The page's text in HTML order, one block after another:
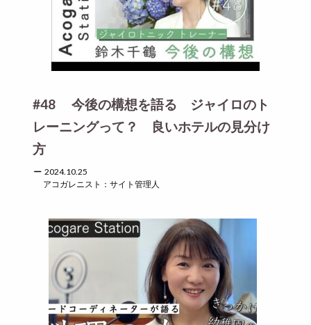
#48 今後の構想を語る ジャイロのト
レーニングって？ 良いホテルの見分け
方
2024.10.25
アコガレニスト：サイト管理人